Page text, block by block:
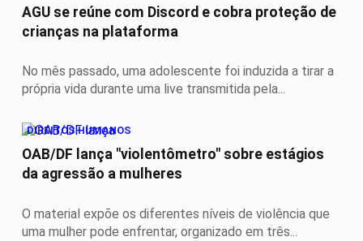
AGU se reúne com Discord e cobra proteção de
crianças na plataforma
No mês passado, uma adolescente foi induzida a tirar a
própria vida durante uma live transmitida pela...
DIREITOS HUMANOS
OAB/DF lança "violentômetro" sobre estágios
da agressão a mulheres
O material expõe os diferentes níveis de violência que
uma mulher pode enfrentar, organizado em três...